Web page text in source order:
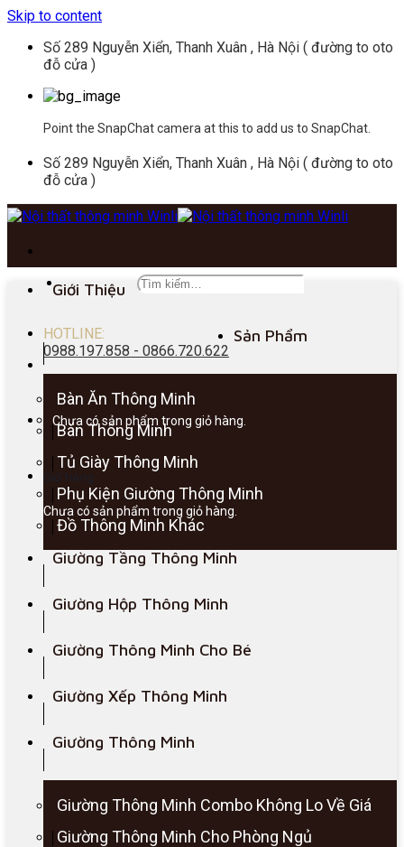
Skip to content
Số 289 Nguyễn Xiển, Thanh Xuân , Hà Nội ( đường to oto
đỗ cửa )
Point the SnapChat camera at this to add us to SnapChat.
Số 289 Nguyễn Xiển, Thanh Xuân , Hà Nội ( đường to oto
đỗ cửa )
HOTLINE:
0988.197.858 - 0866.720.622
Chưa có sản phẩm trong giỏ hàng.
Giỏ hàng
Chưa có sản phẩm trong giỏ hàng.
Giới Thiệu
Sản Phẩm
Bàn Ăn Thông Minh
Bàn Thông Minh
Tủ Giày Thông Minh
Phụ Kiện Giường Thông Minh
Đồ Thông Minh Khác
Giường Tầng Thông Minh
Giường Hộp Thông Minh
Giường Thông Minh Cho Bé
Giường Xếp Thông Minh
Giường Thông Minh
Giường Thông Minh Combo Không Lo Về Giá
Giường Thông Minh Cho Phòng Ngủ